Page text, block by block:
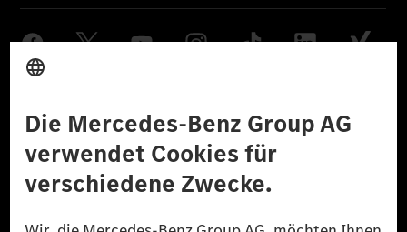
Datenschutz Lizenzhinweise Dritter Barrierefreiheit
© 2026 Mercedes-Benz Group AG. Alle Rechte vorbehalten.